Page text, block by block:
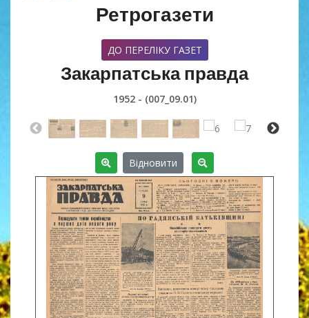
Ретрогазети
ДО ПЕРЕЛІКУ ГАЗЕТ
Закарпатська правда
1952 - (007_09.01)
Відновити